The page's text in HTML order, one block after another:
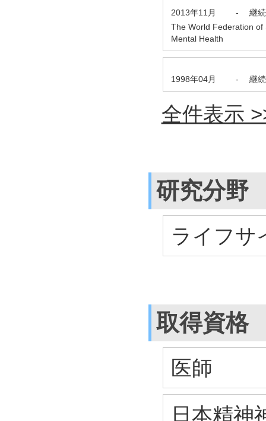
2013年11月 -
継
The World Federation of
Mental Health
1998年04月 - 継
全件表示
研究分野
ライフサ
取得資格
医師
日本精神